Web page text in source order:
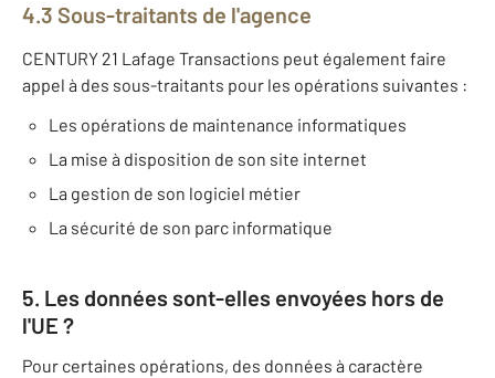
4.3 Sous-traitants de l'agence
CENTURY 21 Lafage Transactions peut également faire
appel à des sous-traitants pour les opérations suivantes :
Les opérations de maintenance informatiques
La mise à disposition de son site internet
La gestion de son logiciel métier
La sécurité de son parc informatique
5. Les données sont-elles envoyées hors de
l'UE ?
Pour certaines opérations, des données à caractère